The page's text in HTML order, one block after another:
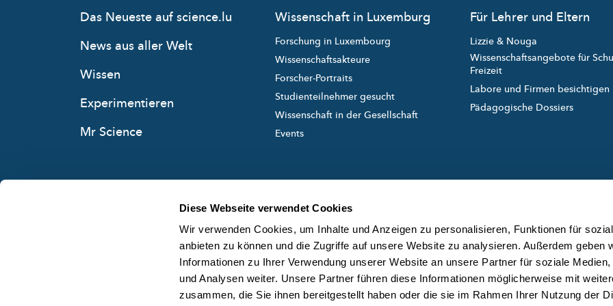
Diese Webseite verwendet Cookies
Wir verwenden Cookies, um Inhalte und Anzeigen zu personalisieren, Funktionen für
anbieten zu können und die Zugriffe auf unsere Website zu analysieren. Außerdem geben
Informationen zu Ihrer Verwendung unserer Website an unsere Partner für soziale Medien,
und Analysen weiter. Unsere Partner führen diese Informationen möglicherweise mit
zusammen, die Sie ihnen bereitgestellt haben oder die sie im Rahmen Ihrer Nutzung der
Das Neueste auf science.lu
News aus aller Welt
Wissen
Experimentieren
Mr Science
Wissenschaft in Luxemburg
Forschung in Luxembourg
Wissenschaftsakteure
Forscher-Portraits
Studienteilnehmer gesucht
Wissenschaft in der Gesellschaft
Events
Für Lehrer und Eltern
Lizzie & Nouga
Wissenschaftsangebote für
Freizeit
Labore und Firmen besichtigen
Pädagogische Dossiers
created and managed by